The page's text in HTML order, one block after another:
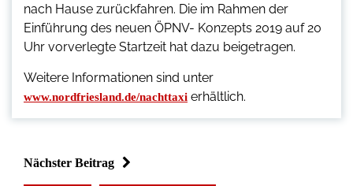
nach Hause zurückfahren. Die im Rahmen der
Einführung des neuen ÖPNV- Konzepts 2019 auf 20
Uhr vorverlegte Startzeit hat dazu beigetragen.
Weitere Informationen sind unter
www.nordfriesland.de/nachttaxi erhältlich.
Nächster Beitrag